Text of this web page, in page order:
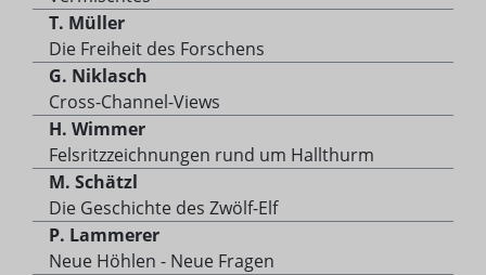
T. Müller
Die Freiheit des Forschens
G. Niklasch
Cross-Channel-Views
H. Wimmer
Felsritzzeichnungen rund um Hallthurm
M. Schätzl
Die Geschichte des Zwölf-Elf
P. Lammerer
Neue Höhlen - Neue Fragen